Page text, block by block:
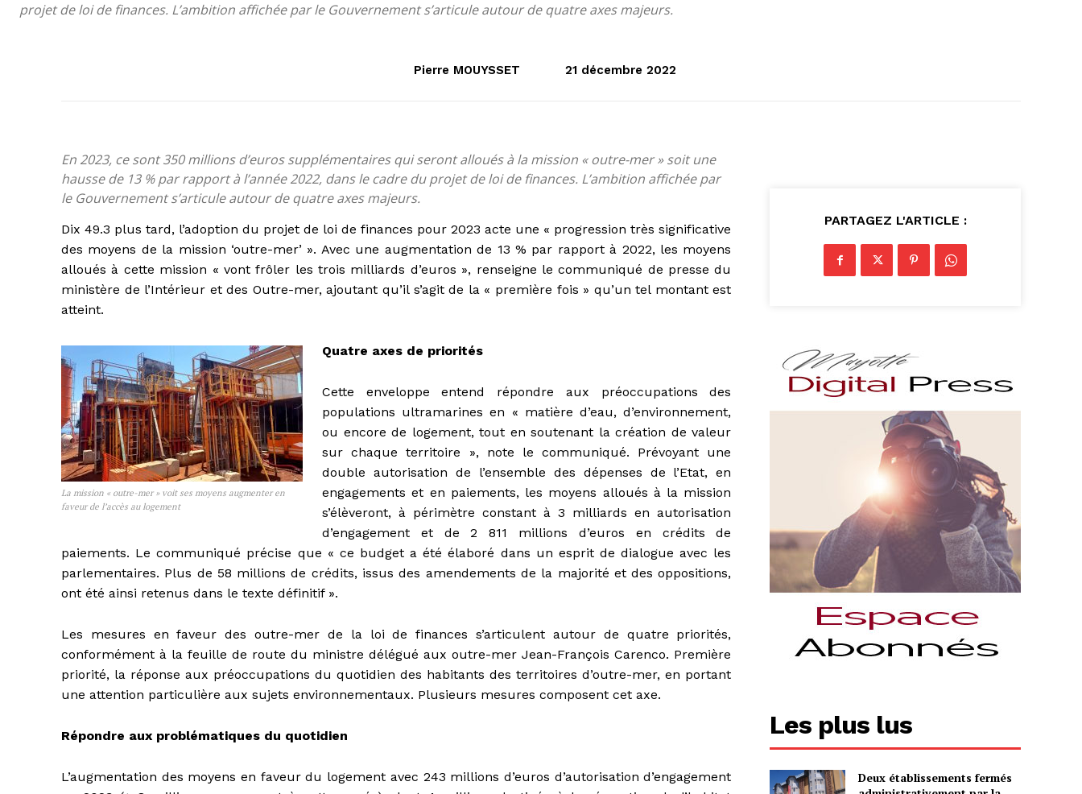
projet de loi de finances. L’ambition affichée par le Gouvernement s’articule autour de quatre axes majeurs.
Pierre MOUYSSET 21 décembre 2022
En 2023, ce sont 350 millions d’euros supplémentaires qui seront alloués à la mission « outre-mer » soit une
hausse de 13 % par rapport à l’année 2022, dans le cadre du projet de loi de finances. L’ambition affichée par
le Gouvernement s’articule autour de quatre axes majeurs.
Dix 49.3 plus tard, l’adoption du projet de loi de finances pour 2023 acte une « progression très significative
des moyens de la mission ‘outre-mer’ ». Avec une augmentation de 13 % par rapport à 2022, les moyens
alloués à cette mission « vont frôler les trois milliards d’euros », renseigne le communiqué de presse du
ministère de l’Intérieur et des Outre-mer, ajoutant qu’il s’agit de la « première fois » qu’un tel montant est
atteint.
La mission « outre-mer » voit ses moyens augmenter en
faveur de l’accès au logement
Quatre axes de priorités
Cette enveloppe entend répondre aux préoccupations des
populations ultramarines en « matière d’eau, d’environnement,
ou encore de logement, tout en soutenant la création de valeur
sur chaque territoire », note le communiqué. Prévoyant une
double autorisation de l’ensemble des dépenses de l’Etat, en
engagements et en paiements, les moyens alloués à la mission
s’élèveront, à périmètre constant à 3 milliards en autorisation
d’engagement et de 2 811 millions d’euros en crédits de
paiements. Le communiqué précise que « ce budget a été élaboré dans un esprit de dialogue avec les
parlementaires. Plus de 58 millions de crédits, issus des amendements de la majorité et des oppositions,
ont été ainsi retenus dans le texte définitif ».
Les mesures en faveur des outre-mer de la loi de finances s’articulent autour de quatre priorités,
conformément à la feuille de route du ministre délégué aux outre-mer Jean-François Carenco. Première
priorité, la réponse aux préoccupations du quotidien des habitants des territoires d’outre-mer, en portant
une attention particulière aux sujets environnementaux. Plusieurs mesures composent cet axe.
Répondre aux problématiques du quotidien
L’augmentation des moyens en faveur du logement avec 243 millions d’euros d’autorisation d’engagement
PARTAGEZ L'ARTICLE :
Les plus lus
Deux établissements fermés